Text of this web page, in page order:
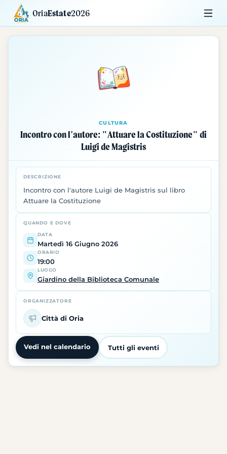
OriaEstate2026
Calendario Mostre Siti da Visitare
CULTURA
Incontro con l'autore: "Attuare la Costituzione" di
Luigi de Magistris
DESCRIZIONE
Incontro con l'autore Luigi de Magistris sul libro
Attuare la Costituzione
QUANDO E DOVE
DATA
Martedì 16 Giugno 2026
ORARIO
19:00
LUOGO
Giardino della Biblioteca Comunale
ORGANIZZATORE
Città di Oria
Vedi nel calendario Tutti gli eventi